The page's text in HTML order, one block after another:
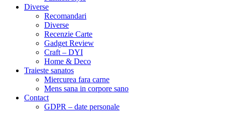
Diverse
Recomandari
Diverse
Recenzie Carte
Gadget Review
Craft – DYI
Home & Deco
Traieste sanatos
Miercurea fara carne
Mens sana in corpore sano
Contact
GDPR – date personale